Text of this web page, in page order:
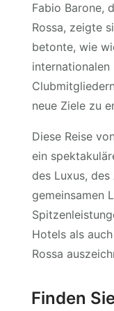
Fabio Barone,
Rossa, zeigte
betonte, wie
neue Ziele zu
Diese Reise
ein
des Luxus,
gemeinsamen
Hotels als
Rossa
Finden